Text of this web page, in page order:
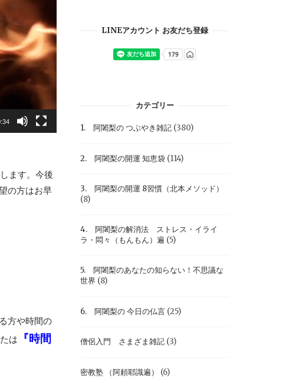
ます。今後
の方はお早
方や時間の
は
『時間
LINEアカウント お友だち登録
カテゴリー
1. 阿闍梨の つぶやき雑記 (380)
2. 阿闍梨の開運 知恵袋 (114)
3. 阿闍梨の開運 8習慣（北本メソッド）
(8)
4. 阿闍梨の解消法 ストレス・イライ
ラ・悶々（もんもん）遍 (5)
5. 阿闍梨のあなたの知らない！不思議な
世界 (8)
6. 阿闍梨の 今日の仏言 (25)
僧侶入門 さまざま雑記 (3)
密教塾 （阿頼耶識遍） (6)